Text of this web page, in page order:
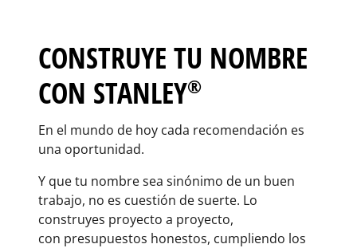
CONSTRUYE TU NOMBRE
CON STANLEY®
En el mundo de hoy cada recomendación es
una oportunidad.
Y que tu nombre sea sinónimo de un buen
trabajo, no es cuestión de suerte. Lo
construyes proyecto a proyecto,
con presupuestos honestos, cumpliendo los